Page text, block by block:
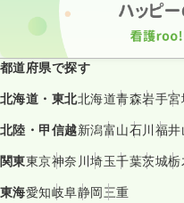
都道府県で探す
北海道・東北北海道青森岩手宮
北陸・甲信越新潟富山石川福井
関東東京神奈川埼玉千葉茨城栃
東海愛知岐阜静岡三重